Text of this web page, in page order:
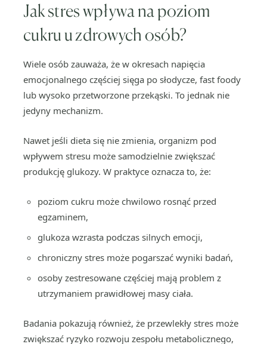
Jak stres wpływa na poziom
cukru u zdrowych osób?
Wiele osób zauważa, że w okresach napięcia
emocjonalnego częściej sięga po słodycze, fast foody
lub wysoko przetworzone przekąski. To jednak nie
jedyny mechanizm.
Nawet jeśli dieta się nie zmienia, organizm pod
wpływem stresu może samodzielnie zwiększać
produkcję glukozy. W praktyce oznacza to, że:
poziom cukru może chwilowo rosnąć przed
egzaminem,
glukoza wzrasta podczas silnych emocji,
chroniczny stres może pogarszać wyniki badań,
osoby zestresowane częściej mają problem z
utrzymaniem prawidłowej masy ciała.
Badania pokazują również, że przewlekły stres może
zwiększać ryzyko rozwoju zespołu metabolicznego,